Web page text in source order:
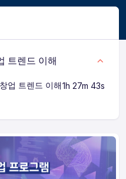
트렌드 이해
업 트렌드 이해1h 27m 43s